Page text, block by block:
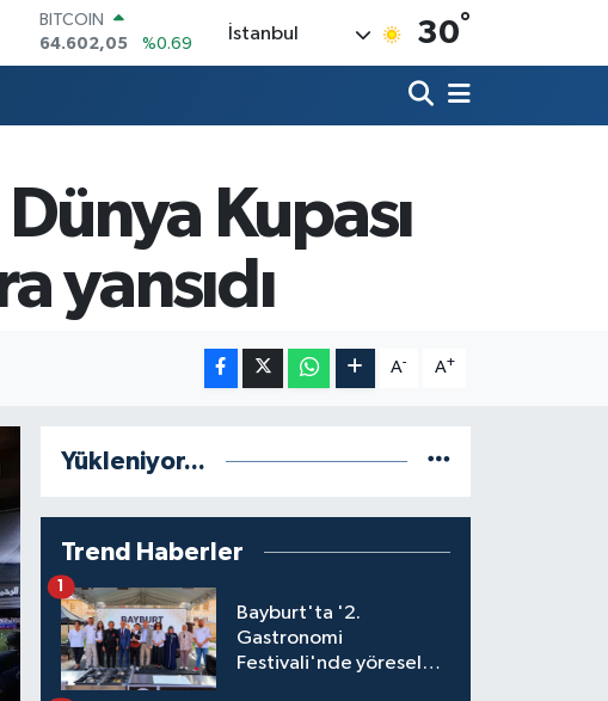
BITCOIN
64.602,05
%0.69
55,0700
%0.1
GRAM ALTIN
6518.23
%0.39
13.768
%48
İstanbul 30°
Dünya Kupası
yansıdı
A- A+
Yükleniyor...
Trend Haberler
Bayburt'ta '2.
Gastronomi
Festivali'nde yöresel
1